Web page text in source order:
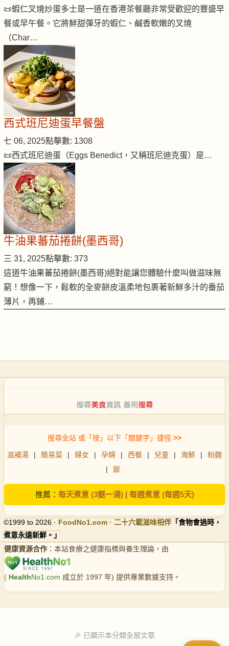
📜蝦仁叉燒炒蛋多士是一道在香港茶餐廳非常受歡迎的豐盛早
餐或早午餐。它將鮮甜彈牙的蝦仁、鹹香軟嫩的叉燒
（Char…
西式班尼迪蛋早餐盤
七 06, 2025點擊數: 1308
📜西式班尼迪蛋（Eggs Benedict，又稱班尼迪克蛋）是…
牛油果蕃茄捲餅(墨西哥)
三 31, 2025點擊數: 373
這道牛油果蕃茄捲餅(墨西哥)絕對能讓您體驗什麼叫做滋味無
窮！想像一下，鬆軟的全麥餅皮溫柔地包裹著新鮮多汁的番茄
薄片，再鋪…
搜尋全站 或「按」以下「關鍵字」捷徑 >>
滋補湯 | 簡易菜 | 婦女 | 孕婦 | 西餐 | 兒童 | 海鮮 |
粉麵
|
飯
推薦： 每天煮意 (3餸一湯)| 每週煮意 (每週5天)
©1999 to 2026 · FoodNo1.com · 二十六載滋味相伴 「食物會過時，
煮意永遠新鮮。」
健康資源合作 ：本站食療之健康指標與養生理論，由
( HealthNo1.com 成立於 1997 年) 提供專業數據支持。
🎉 已顯示本分類全部文章